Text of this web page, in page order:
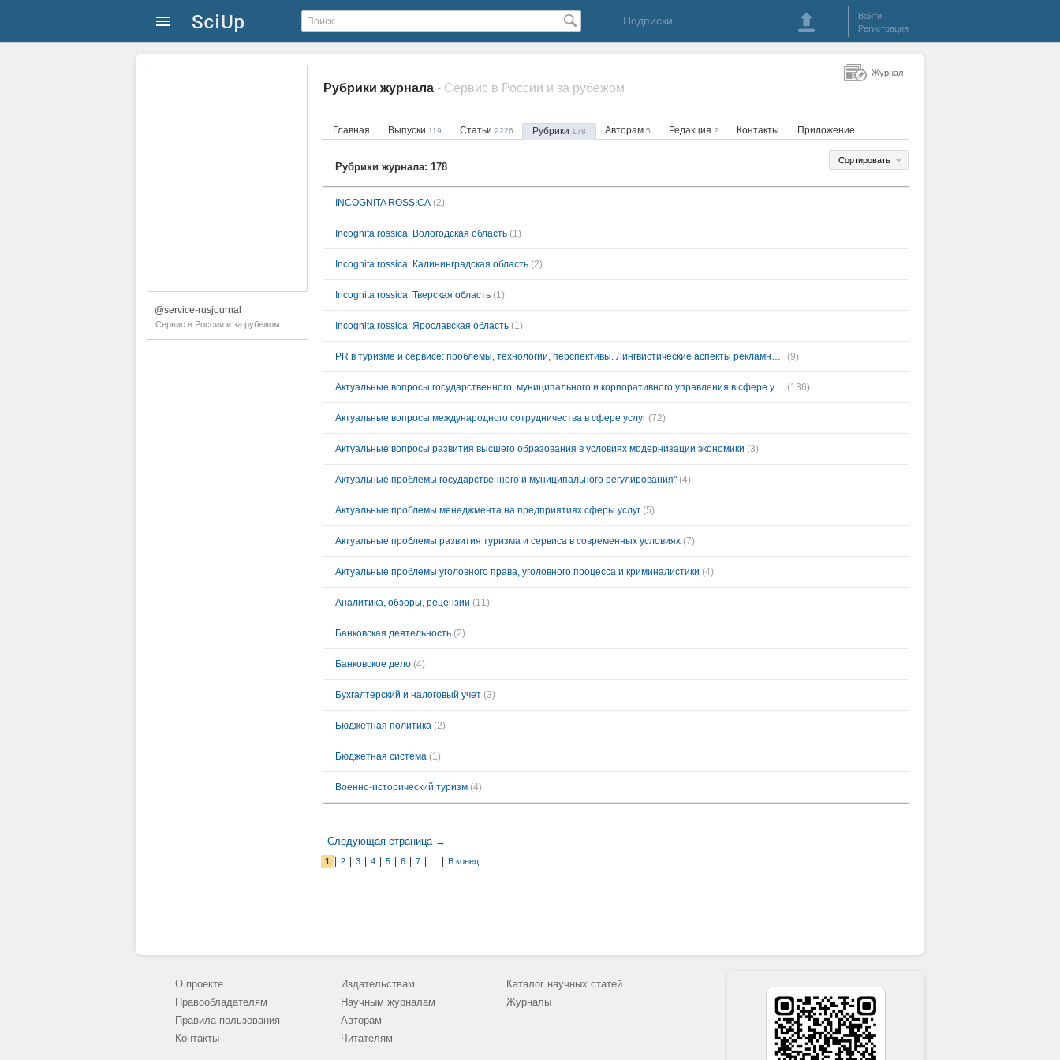
Подписки
Войти
Регистрация
@service-rusjournal
Сервис в России и за рубежом
Рубрики журнала - Сервис в России и за рубежом
Главная Выпуски 119 Статьи 2226 Рубрики 178 Авторам 5 Редакция 2 Контакты Приложение
Сортировать
Рубрики журнала: 178
INCOGNITA ROSSICA (2)
Incognita rossica: Вологодская область (1)
Incognita rossica: Калининградская область (2)
Incognita rossica: Тверская область (1)
Incognita rossica: Ярославская область (1)
PR в туризме и сервисе: проблемы, технологии, перспективы. Лингвистические аспекты рекламной деятельности. (9)
Актуальные вопросы государственного, муниципального и корпоративного управления в сфере услуг (136)
Актуальные вопросы международного сотрудничества в сфере услуг (72)
Актуальные вопросы развития высшего образования в условиях модернизации экономики (3)
Актуальные проблемы государственного и муниципального регулирования" (4)
Актуальные проблемы менеджмента на предприятиях сферы услуг (5)
Актуальные проблемы развития туризма и сервиса в современных условиях (7)
Актуальные проблемы уголовного права, уголовного процесса и криминалистики (4)
Аналитика, обзоры, рецензии (11)
Банковская деятельность (2)
Банковское дело (4)
Бухгалтерский и налоговый учет (3)
Бюджетная политика (2)
Бюджетная система (1)
Военно-исторический туризм (4)
Следующая страница →
1 2 3 4 5 6 7 В конец
Журнал
О проекте
Правообладателям
Правила пользования
Контакты
Издательствам
Научным журналам
Авторам
Читателям
Каталог научных статей
Журналы